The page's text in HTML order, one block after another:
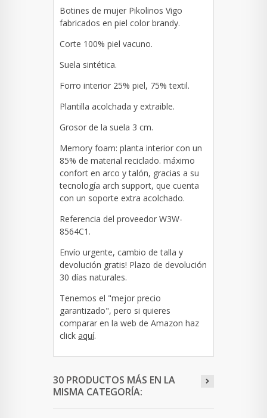
Botines de mujer Pikolinos Vigo
fabricados en piel color brandy.
Corte 100% piel vacuno.
Suela sintética.
Forro interior 25% piel, 75% textil.
Plantilla acolchada y extraible.
Grosor de la suela 3 cm.
Memory foam: planta interior con un
85% de material reciclado. máximo
confort en arco y talón, gracias a su
tecnología arch support, que cuenta
con un soporte extra acolchado.
Referencia del proveedor W3W-
8564C1 .
Envío urgente, cambio de talla y
devolución gratis! Plazo de devolución
30 días naturales.
Tenemos el "mejor precio
garantizado", pero si quieres
comparar en la web de Amazon haz
click aquí.
30 PRODUCTOS MÁS EN LA
MISMA CATEGORÍA: